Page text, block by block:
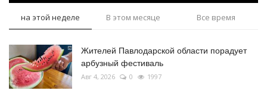
на этой неделе В этом месяце Все время
Жителей Павлодарской области порадует
арбузный фестиваль
Авг 4, 2026 0 1997